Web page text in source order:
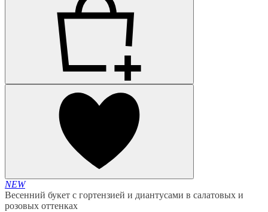
NEW
Весенний букет с гортензией и диантусами в салатовых и
розовых оттенках